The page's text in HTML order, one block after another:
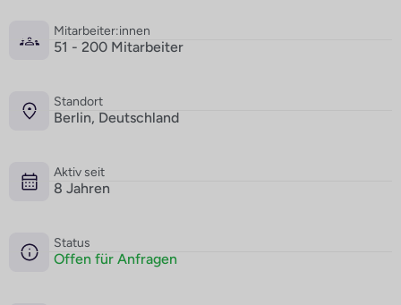
Mitarbeiter:innen
51 - 200 Mitarbeiter
Standort
Berlin, Deutschland
Aktiv seit
8 Jahren
Status
Offen für Anfragen